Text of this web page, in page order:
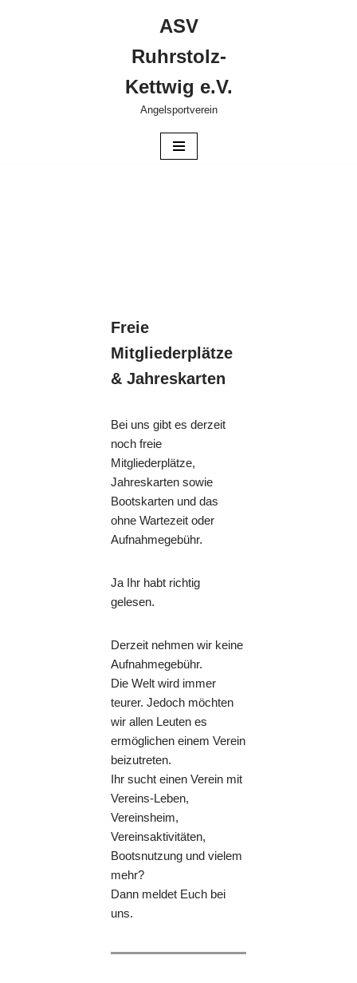
ASV
Ruhrstolz-
Kettwig e.V.
Angelsportverein
Freie
Mitgliederplätze
& Jahreskarten
Bei uns gibt es derzeit
noch freie
Mitgliederplätze,
Jahreskarten sowie
Bootskarten und das
ohne Wartezeit oder
Aufnahmegebühr.
Ja Ihr habt richtig
gelesen.
Derzeit nehmen wir keine
Aufnahmegebühr.
Die Welt wird immer
teurer. Jedoch möchten
wir allen Leuten es
ermöglichen einem Verein
beizutreten.
Ihr sucht einen Verein mit
Vereins-Leben,
Vereinsheim,
Vereinsaktivitäten,
Bootsnutzung und vielem
mehr?
Dann meldet Euch bei
uns.